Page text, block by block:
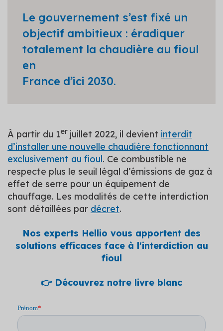
Le gouvernement s’est fixé un
objectif ambitieux : éradiquer
totalement la chaudière au fioul
en
France d’ici 2030.
À partir du 1er juillet 2022, il devient interdit
d’installer une nouvelle chaudière fonctionnant
exclusivement au fioul. Ce combustible ne
respecte plus le seuil légal d’émissions de gaz à
effet de serre pour un équipement de
chauffage. Les modalités de cette interdiction
sont détaillées par décret.
Nos experts Hellio vous apportent des
solutions efficaces face à l'interdiction au
fioul
👉 Découvrez notre livre blanc